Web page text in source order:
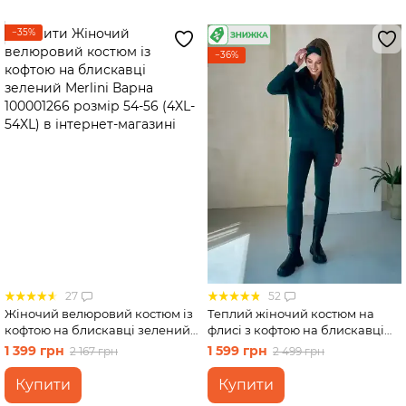
−35%
27
Жіночий велюровий костюм із
кофтою на блискавці зелений
Merlini Варна 100001266
розмір 54-56 (4XL-54XL)
1 399 грн 2 167 грн
Купити
−36%
52
Теплий жіночий костюм на
флисі з кофтою на блискавці
зелений Merlini Анже
100001082, розмір 42-44 (S-M)
1 599 грн 2 499 грн
Купити